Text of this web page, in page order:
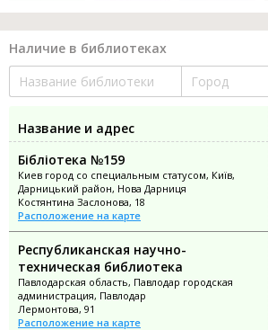
Наличие в библиотеках
Название и адрес
Бібліотека №159
Киев город со специальным статусом, Київ,
Дарницький район, Нова Дарниця
Костянтина Заслонова, 18
Расположение на карте
Республиканская научно-
техническая библиотека
Павлодарская область, Павлодар городская
администрация, Павлодар
Лермонтова, 91
Расположение на карте